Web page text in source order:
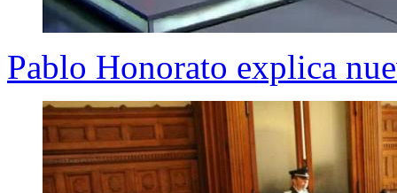
Pablo Honorato explica